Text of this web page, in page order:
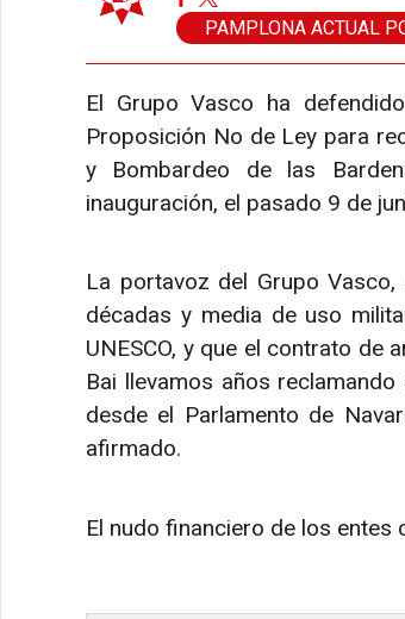
PAMPLONA ACTUAL
El Grupo Vasco ha
Proposición No de Ley para
y Bombardeo de las
inauguración, el pasado 9 de
La portavoz del Grupo
décadas y media de uso
UNESCO, y que el contrato de
Bai llevamos años
desde el Parlamento de
afirmado.
El nudo financiero de los entes